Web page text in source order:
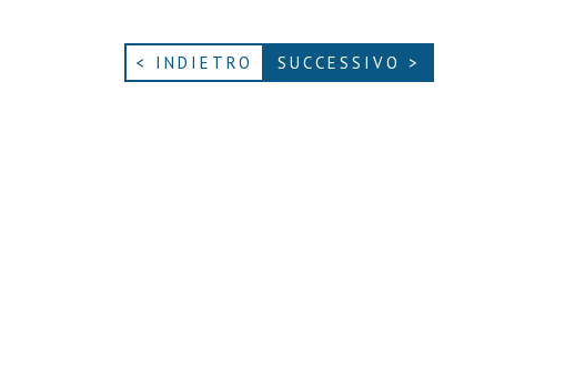
< INDIETRO SUCCESSIVO >